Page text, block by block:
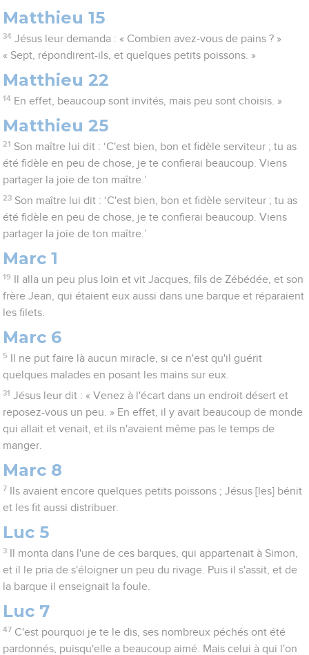
Matthieu 15
34 Jésus leur demanda : « Combien avez-vous de pains ? »
« Sept, répondirent-ils, et quelques petits poissons. »
Matthieu 22
14 En effet, beaucoup sont invités, mais peu sont choisis. »
Matthieu 25
21 Son maître lui dit : ‘C'est bien, bon et fidèle serviteur ; tu as
été fidèle en peu de chose, je te confierai beaucoup. Viens
partager la joie de ton maître.’
23 Son maître lui dit : ‘C'est bien, bon et fidèle serviteur ; tu as
été fidèle en peu de chose, je te confierai beaucoup. Viens
partager la joie de ton maître.’
Marc 1
19
Il alla un peu plus loin et vit Jacques, fils de Zébédée, et son
frère Jean, qui étaient eux aussi dans une barque et réparaient
les filets.
Marc 6
5
Il ne put faire là aucun miracle, si ce n'est qu'il guérit
quelques malades en posant les mains sur eux.
31 Jésus leur dit : « Venez à l'écart dans un endroit désert et
reposez-vous un peu. » En effet, il y avait beaucoup de monde
qui allait et venait, et ils n'avaient même pas le temps de
manger.
Marc 8
7
Ils avaient encore quelques petits poissons ; Jésus [les] bénit
et les fit aussi distribuer.
Luc 5
3
Il monta dans l'une de ces barques, qui appartenait à Simon,
et il le pria de s'éloigner un peu du rivage. Puis il s'assit, et de
la barque il enseignait la foule.
Luc 7
47 C'est pourquoi je te le dis, ses nombreux péchés ont été
pardonnés, puisqu'elle a beaucoup aimé. Mais celui à qui l'on